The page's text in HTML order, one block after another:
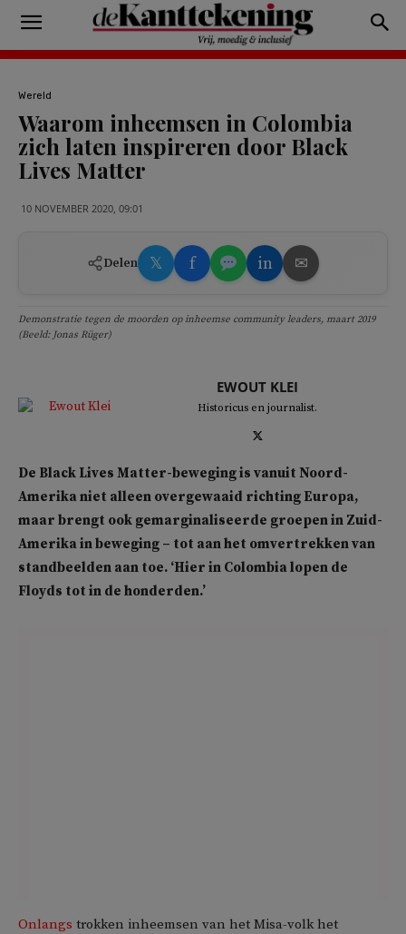
Wereld
Waarom inheemsen in Colombia
zich laten inspireren door Black
Lives Matter
10 NOVEMBER 2020, 09:01
Delen 𝕏 f in ✉
Demonstratie tegen de moorden op inheemse community leaders, maart 2019
(Beeld: Jonas Rüger)
EWOUT KLEI
Historicus en journalist.
De Black Lives Matter-beweging is vanuit Noord-
Amerika niet alleen overgewaaid richting Europa,
maar brengt ook gemarginaliseerde groepen in Zuid-
Amerika in beweging – tot aan het omvertrekken van
standbeelden aan toe. ‘Hier in Colombia lopen de
Floyds tot in de honderden.’
Onlangs trokken inheemsen van het Misa-volk het